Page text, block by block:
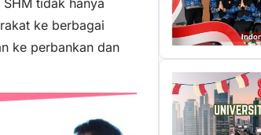
tidak hanya
ke berbagai
ke perbankan dan